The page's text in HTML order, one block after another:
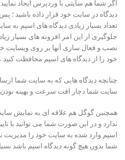
اگر شما هم سایتی با وردپرس ایجاد
دیدگاه در سایت خود قرار داده باشید ؛
تعداد بسیار زیادی دیدگاه های اسپم
جلوگیری از این امر افزونه های بسیار
نصب و فعال سازی آنها بر روی وبسایت
خود را از دیدگاه های اسپم محافظت کنید .
چنانچه دیدگاه هایی که به سایت شما
سایت شما دچار افت سرعت و بهینه
همچنین گوگل هم علاقه ای به نمایش
ندارد و در این صورت شما می توانید با
اسپم وارد شده به سایت خود را مدیریت
شما بدون هیچ گونه دیدگاه اسپم باشد